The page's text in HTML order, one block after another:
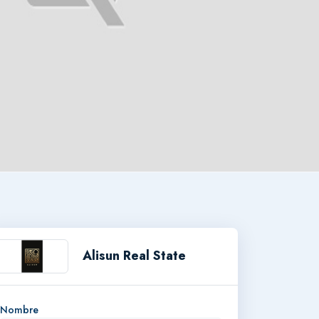
Alisun Real State
Nombre